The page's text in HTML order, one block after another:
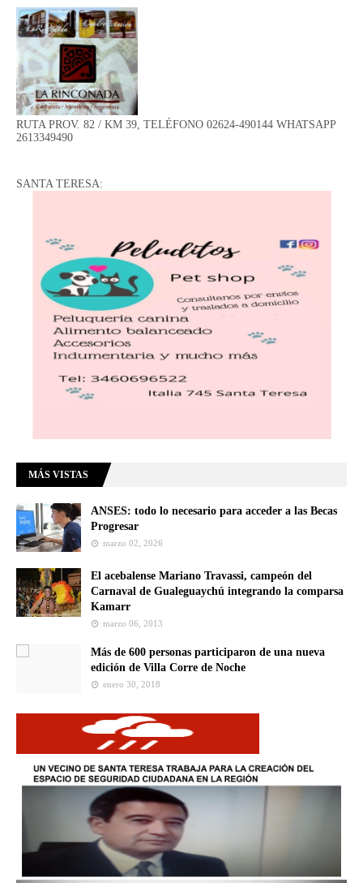
RUTA PROV. 82 / KM 39, TELÉFONO 02624-490144 WHATSAPP
2613349490
SANTA TERESA:
MÁS VISTAS
ANSES: todo lo necesario para acceder a las Becas
Progresar
marzo 02, 2026
El acebalense Mariano Travassi, campeón del
Carnaval de Gualeguaychú integrando la comparsa
Kamarr
marzo 06, 2013
Más de 600 personas participaron de una nueva
edición de Villa Corre de Noche
enero 30, 2018